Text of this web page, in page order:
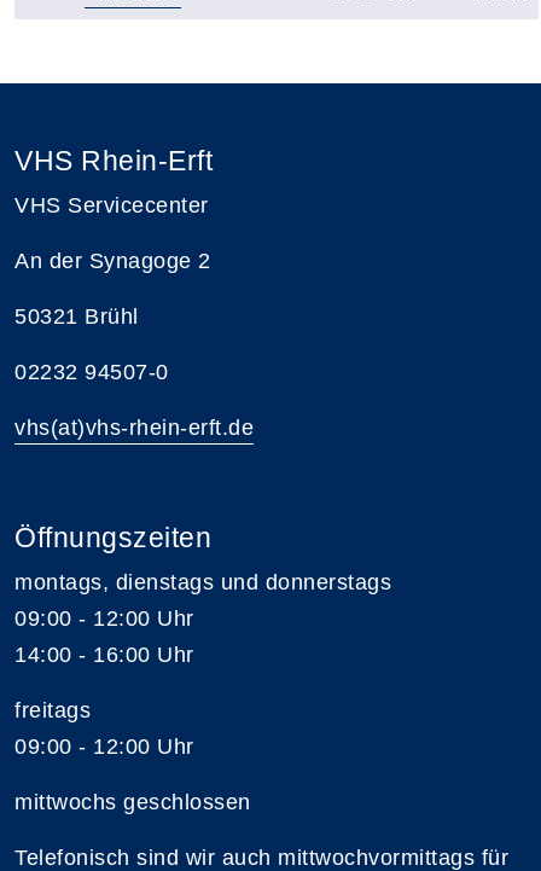
VHS Rhein-Erft
VHS Servicecenter
An der Synagoge 2
50321 Brühl
02232 94507-0
vhs(at)vhs-rhein-erft.de
Öffnungszeiten
montags, dienstags und donnerstags
09:00 - 12:00 Uhr
14:00 - 16:00 Uhr
freitags
09:00 - 12:00 Uhr
mittwochs geschlossen
Telefonisch sind wir auch mittwochvormittags für